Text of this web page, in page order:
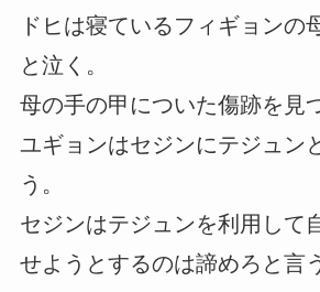
ドヒは寝ているフィギョンの
と泣く。
母の手の甲についた傷跡を見
ユギョンはセジンにテジュン
う。
セジンはテジュンを利用して
せようとするのは諦めろと言